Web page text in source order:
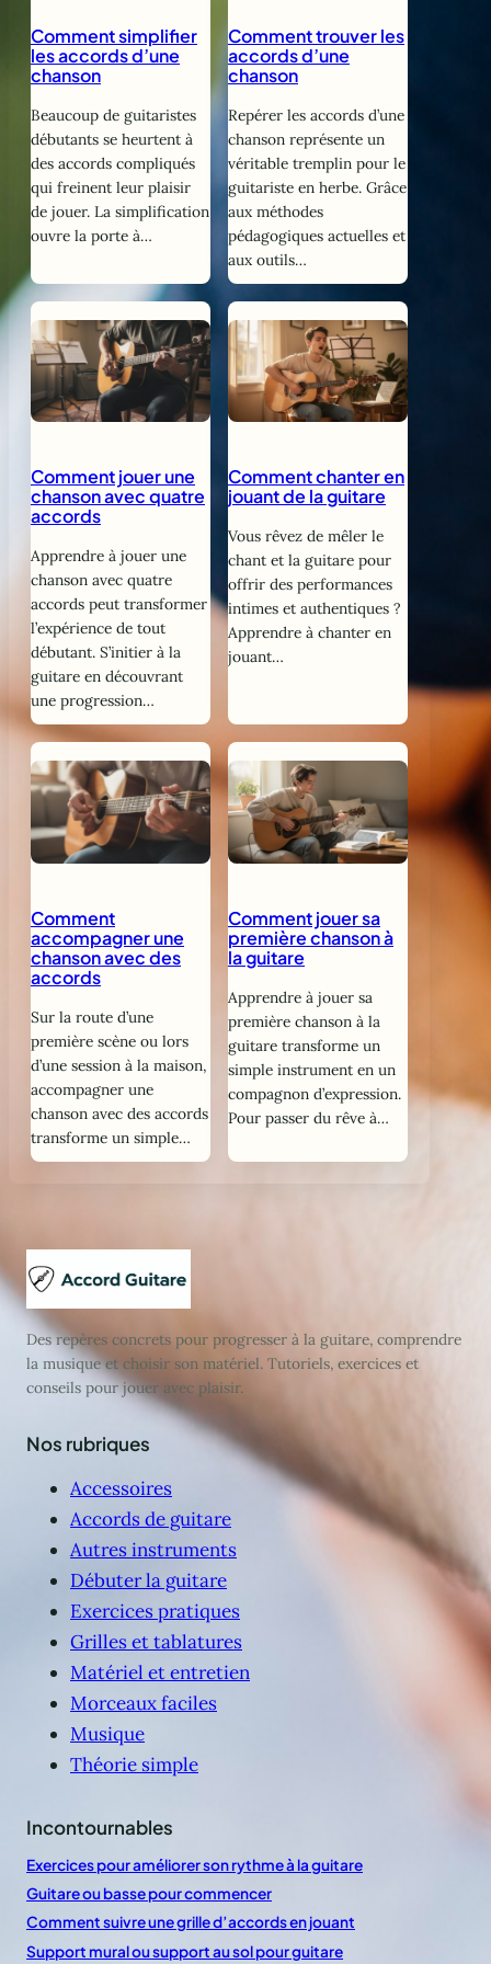
Comment simplifier
les accords d’une
chanson
Beaucoup de guitaristes
débutants se heurtent à
des accords compliqués
qui freinent leur plaisir
de jouer. La simplification
ouvre la porte à…
Comment trouver les
accords d’une
chanson
Repérer les accords d’une
chanson représente un
véritable tremplin pour le
guitariste en herbe. Grâce
aux méthodes
pédagogiques actuelles et
aux outils…
Comment jouer une
chanson avec quatre
accords
Apprendre à jouer une
chanson avec quatre
accords peut transformer
l’expérience de tout
débutant. S’initier à la
guitare en découvrant
une progression…
Comment chanter en
jouant de la guitare
Vous rêvez de mêler le
chant et la guitare pour
offrir des performances
intimes et authentiques ?
Apprendre à chanter en
jouant…
Comment
accompagner une
chanson avec des
accords
Sur la route d’une
première scène ou lors
d’une session à la maison,
accompagner une
chanson avec des accords
transforme un simple…
Comment jouer sa
première chanson à
la guitare
Apprendre à jouer sa
première chanson à la
guitare transforme un
simple instrument en un
compagnon d’expression.
Pour passer du rêve à…
Des repères concrets pour progresser à la guitare, comprendre
la musique et choisir son matériel. Tutoriels, exercices et
conseils pour jouer avec plaisir.
Nos rubriques
Accessoires
Accords de guitare
Autres instruments
Débuter la guitare
Exercices pratiques
Grilles et tablatures
Matériel et entretien
Morceaux faciles
Musique
Théorie simple
Incontournables
Exercices pour améliorer son rythme à la guitare
Guitare ou basse pour commencer
Comment suivre une grille d’accords en jouant
Support mural ou support au sol pour guitare